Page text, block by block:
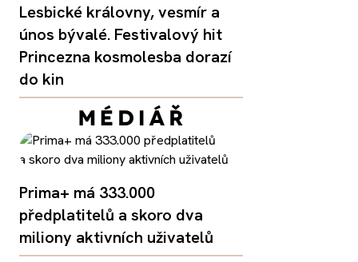
Lesbické královny, vesmír a
únos bývalé. Festivalový hit
Princezna kosmolesba dorazí
do kin
Prima+ má 333.000
předplatitelů a skoro dva
miliony aktivních uživatelů